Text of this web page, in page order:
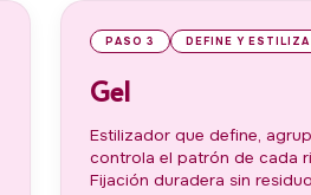
PASO 3 DEFINE Y ESTILIZA
Gel
Estilizador que define,
controla el patrón de cada
Fijación duradera sin